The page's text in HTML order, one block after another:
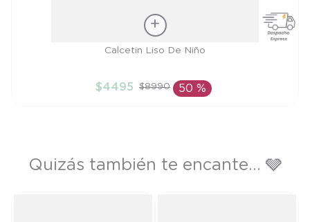
AÑADIR AL CARRITO
Calcetin Liso De Niño
$4495 $8990 50 %
Quizás también te encante... 🩶